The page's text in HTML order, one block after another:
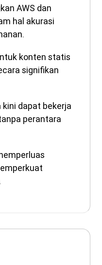
AWS dan
hal akurasi
konten statis
signifikan
dapat bekerja
perantara